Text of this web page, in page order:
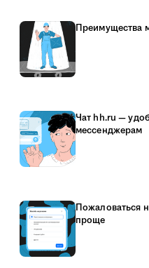
Преимущества
Чат hh.ru —
мессенджерам
Пожаловаться
проще